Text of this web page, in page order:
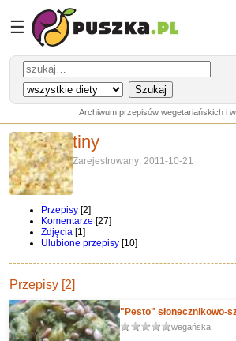
☰
Archiwum przepisów wegetariańskich i
tiny
Zarejestrowany: 2011-10-21
Przepisy [2]
Komentarze [27]
Zdjęcia [1]
Ulubione przepisy [10]
Przepisy [2]
"Pesto" słonecznikowo-
wegańska